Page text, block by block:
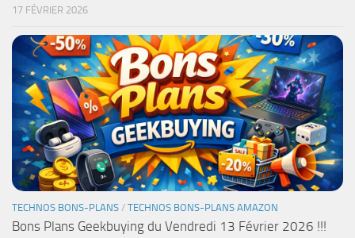
17 FÉVRIER 2026
TECHNOS BONS-PLANS / TECHNOS BONS-PLANS AMAZON
Bons Plans Geekbuying du Vendredi 13 Février 2026 !!!